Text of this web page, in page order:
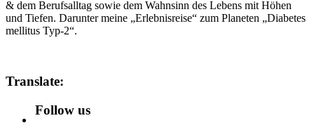
& dem Berufsalltag sowie dem Wahnsinn des Lebens mit Höhen
und Tiefen. Darunter meine „Erlebnisreise“ zum Planeten „Diabetes
mellitus Typ-2“.
Translate:
Follow us